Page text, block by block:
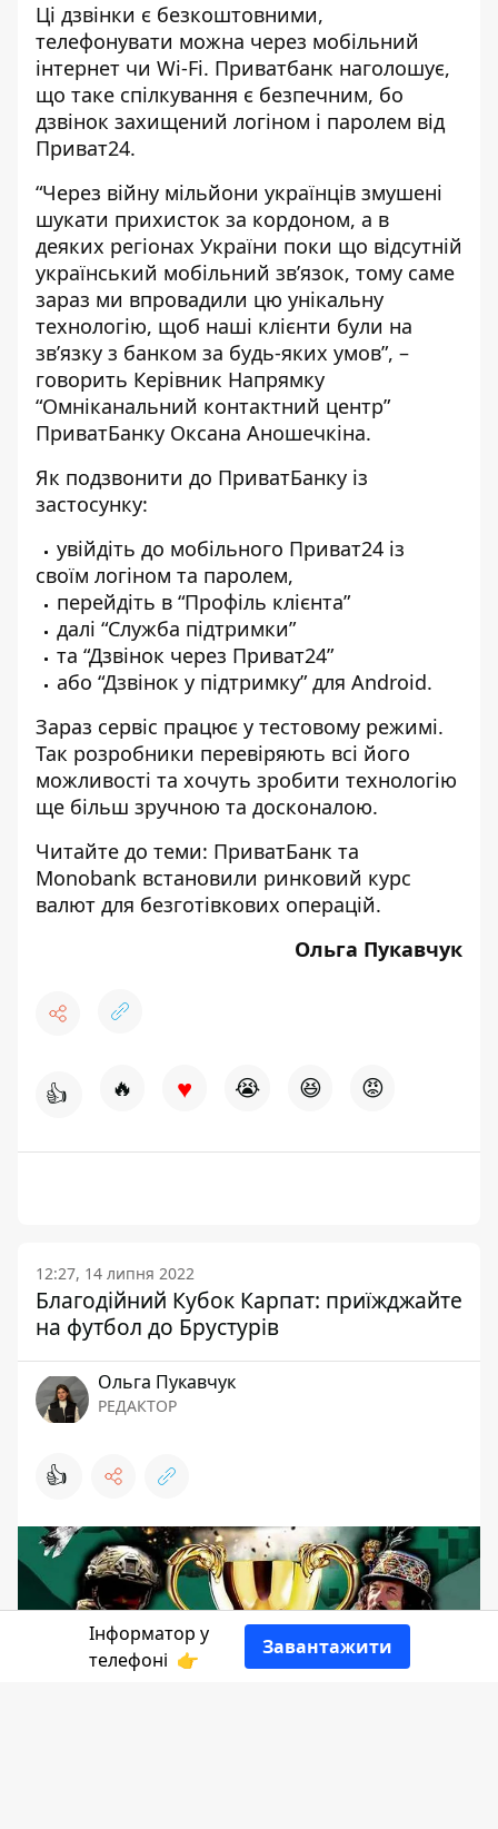
Ці дзвінки є безкоштовними,
телефонувати можна через мобільний
інтернет чи Wi-Fi. Приватбанк наголошує,
що таке спілкування є безпечним, бо
дзвінок захищений логіном і паролем від
Приват24.
“Через війну мільйони українців змушені
шукати прихисток за кордоном, а в
деяких регіонах України поки що відсутній
український мобільний зв’язок, тому саме
зараз ми впровадили цю унікальну
технологію, щоб наші клієнти були на
зв’язку з банком за будь-яких умов”, –
говорить Керівник Напрямку
“Омніканальний контактний центр”
ПриватБанку Оксана Аношечкіна.
Як подзвонити до ПриватБанку із
застосунку:
увійдіть до мобільного Приват24 із
своїм логіном та паролем,
перейдіть в “Профіль клієнта”
далі “Служба підтримки”
та “Дзвінок через Приват24”
або “Дзвінок у підтримку” для Android.
Зараз сервіс працює у тестовому режимі.
Так розробники перевіряють всі його
можливості та хочуть зробити технологію
ще більш зручною та досконалою.
Читайте до теми: ПриватБанк та
Monobank встановили ринковий курс
валют для безготівкових операцій.
Ольга Пукавчук
👍 🔥 ♥ 😭 😆 😡
12:27, 14 липня 2022
Благодійний Кубок Карпат: приїжджайте
на футбол до Брустурів
Ольга Пукавчук
РЕДАКТОР
👍
Інформатор у
телефоні 👉
Завантажити